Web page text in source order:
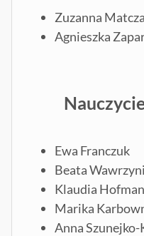
Zuzanna
Agnieszka
Ewa Franczuk
Beata
Klaudia Hofman
Marika
Anna